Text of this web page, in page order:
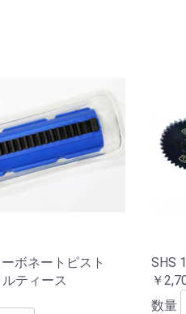
ボネートピスト
ティース
SHS
￥
数量